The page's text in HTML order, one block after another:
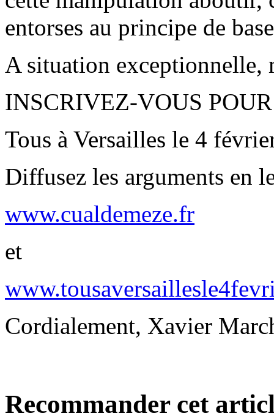
entorses au principe de
A situation
INSCRIVEZ-VOUS
Tous à Versailles le 4
Diffusez les arguments en
www.cualdemeze.fr
et
Cordialement, Xavier
Recommander cet